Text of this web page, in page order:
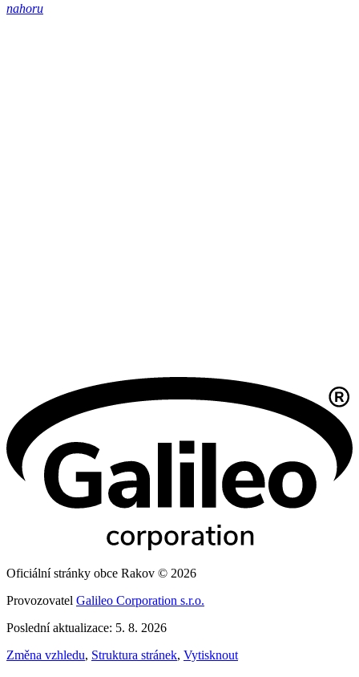
nahoru
Oficiální stránky obce Rakov © 2026
Provozovatel Galileo Corporation s.r.o.
Poslední aktualizace: 5. 8. 2026
Změna vzhledu, Struktura stránek, Vytisknout